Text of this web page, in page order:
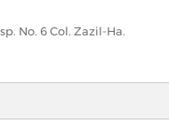
No. 6 Col. Zazil-Ha.